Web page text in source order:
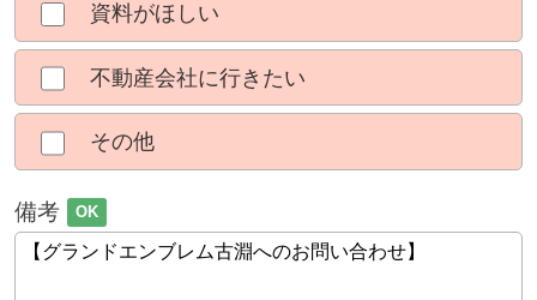
資料がほしい
不動産会社に行きたい
その他
備考 OK